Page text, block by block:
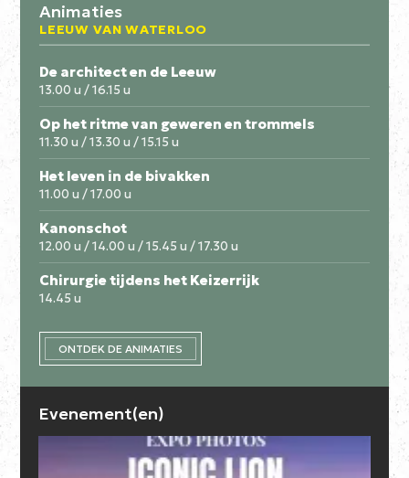
Animaties
LEEUW VAN WATERLOO
De architect en de Leeuw
13.00 u / 16.15 u
Op het ritme van geweren en trommels
11.30 u / 13.30 u / 15.15 u
Het leven in de bivakken
11.00 u / 17.00 u
Kanonschot
12.00 u / 14.00 u / 15.45 u / 17.30 u
Chirurgie tijdens het Keizerrijk
14.45 u
ONTDEK DE ANIMATIES
Evenement(en)